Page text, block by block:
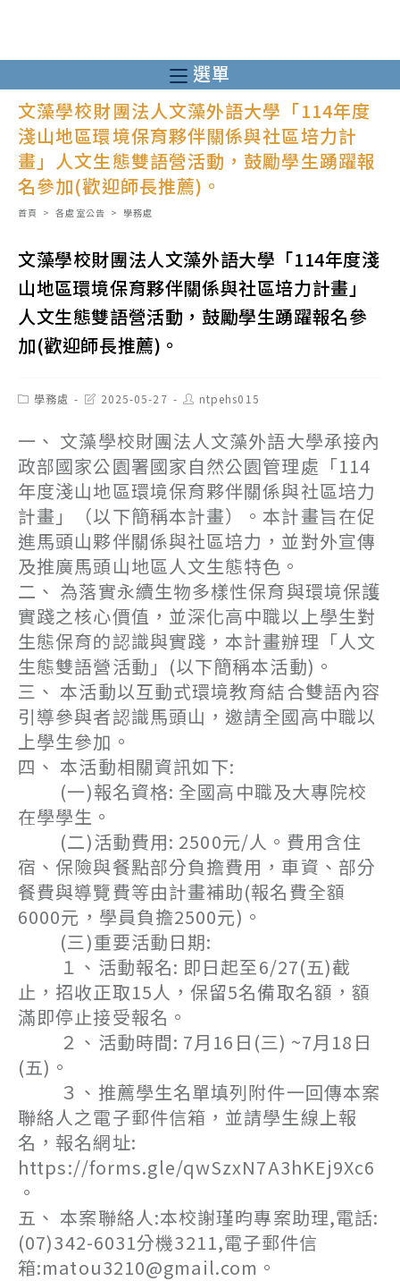
至
主
要
選單
文藻學校財團法人文藻外語大學「114年度
淺山地區環境保育夥伴關係與社區培力計
畫」人文生態雙語營活動，鼓勵學生踴躍報
名參加(歡迎師長推薦)。
首頁 > 各處室公告 > 學務處
文藻學校財團法人文藻外語大學「114年度淺
山地區環境保育夥伴關係與社區培力計畫」
人文生態雙語營活動，鼓勵學生踴躍報名參
加(歡迎師長推薦)。
Post學務處
Post2025-05-27
Post
author:
ntpehs015
一、 文藻學校財團法人文藻外語大學承接內
政部國家公園署國家自然公園管理處「114
年度淺山地區環境保育夥伴關係與社區培力
計畫」（以下簡稱本計畫）。本計畫旨在促
進馬頭山夥伴關係與社區培力，並對外宣傳
及推廣馬頭山地區人文生態特色。
二、 為落實永續生物多樣性保育與環境保護
實踐之核心價值，並深化高中職以上學生對
生態保育的認識與實踐，本計畫辦理「人文
生態雙語營活動」(以下簡稱本活動)。
三、 本活動以互動式環境教育結合雙語內容
引導參與者認識馬頭山，邀請全國高中職以
上學生參加。
四、 本活動相關資訊如下:
(一)報名資格: 全國高中職及大專院校
在學學生。
(二)活動費用: 2500元/人。費用含住
宿、保險與餐點部分負擔費用，車資、部分
餐費與導覽費等由計畫補助(報名費全額
6000元，學員負擔2500元)。
(三)重要活動日期:
１、活動報名: 即日起至6/27(五)截
止，招收正取15人，保留5名備取名額，額
滿即停止接受報名。
２、活動時間: 7月16日(三) ~7月18日
(五)。
３、推薦學生名單填列附件一回傳本案
聯絡人之電子郵件信箱，並請學生線上報
名，報名網址:
https://forms.gle/qwSzxN7A3hKEj9Xc6
。
五、 本案聯絡人:本校謝瑾昀專案助理,電話:
(07)342-6031分機3211,電子郵件信
箱:matou3210@gmail.com。